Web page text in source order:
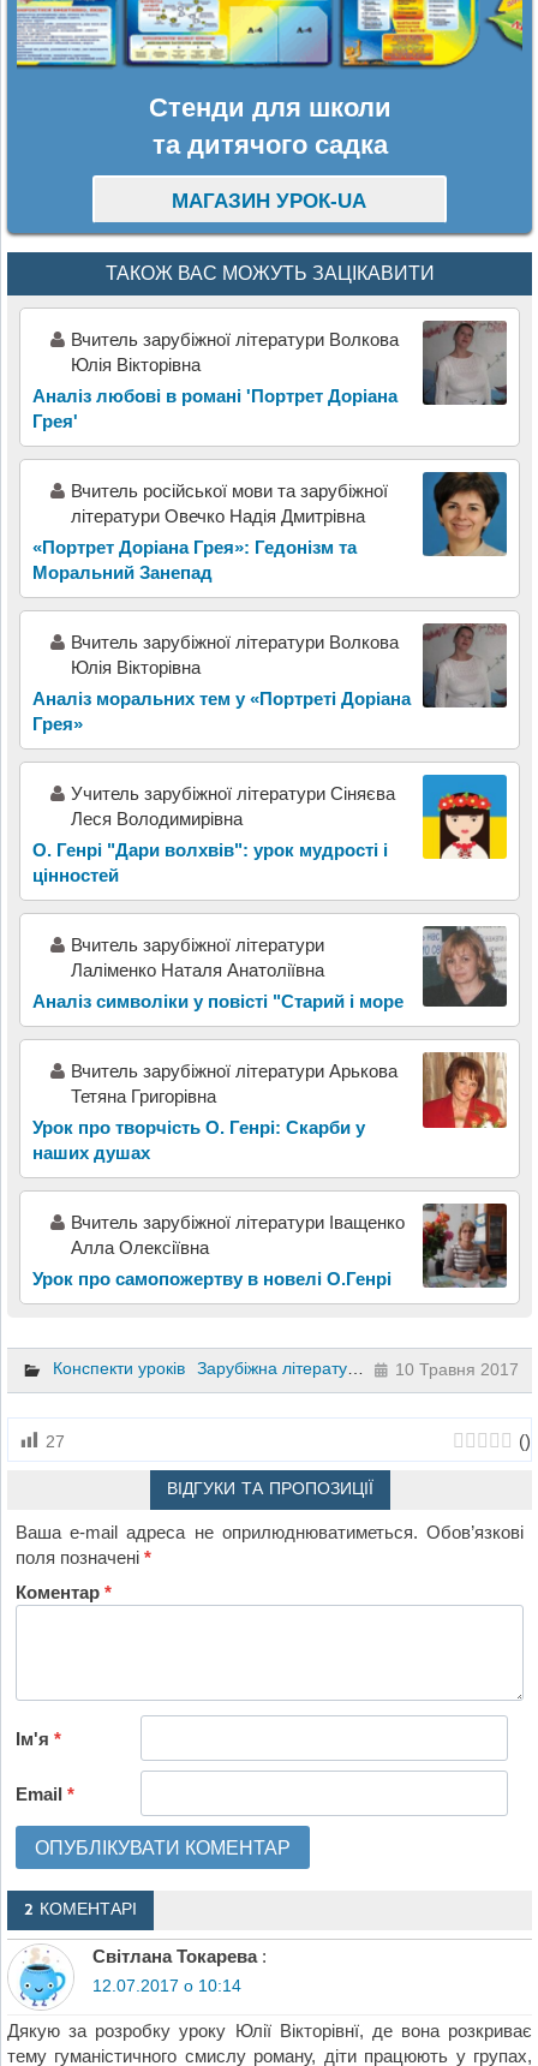
Стенди для школи
та дитячого садка
МАГАЗИН УРОК-UA
ТАКОЖ ВАС МОЖУТЬ ЗАЦІКАВИТИ
Вчитель зарубіжної літератури Волкова
Юлія Вікторівна
Аналіз любові в романі 'Портрет Доріана
Грея'
Вчитель російської мови та зарубіжної
літератури Овечко Надія Дмитрівна
«Портрет Доріана Грея»: Гедонізм та
Моральний Занепад
Вчитель зарубіжної літератури Волкова
Юлія Вікторівна
Аналіз моральних тем у «Портреті Доріана
Грея»
Учитель зарубіжної літератури Сіняєва
Леся Володимирівна
О. Генрі "Дари волхвів": урок мудрості і
цінностей
Вчитель зарубіжної літератури
Лаліменко Наталя Анатоліївна
Аналіз символіки у повісті "Старий і море
Вчитель зарубіжної літератури Арькова
Тетяна Григорівна
Урок про творчість О. Генрі: Скарби у
наших душах
Вчитель зарубіжної літератури Іващенко
Алла Олексіївна
Урок про самопожертву в новелі О.Генрі
Конспекти уроків Зарубіжна література 10 клас
10 Травня 2017
27 ()
ВІДГУКИ ТА ПРОПОЗИЦІЇ
Ваша e-mail адреса не оприлюднюватиметься. Обов’язкові
поля позначені*
Коментар*
Ім'я*
Email*
2 КОМЕНТАРІ
Світлана Токарева :
12.07.2017 о 10:14
Дякую за розробку уроку Юлії Вікторівнї, де вона розкриває
тему гуманістичного смислу роману, діти працюють у групах,